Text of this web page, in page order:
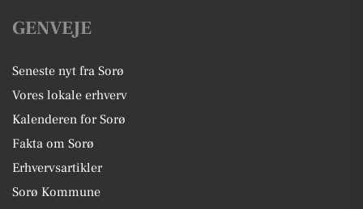
GENVEJE
Seneste nyt fra Sorø
Vores lokale erhverv
Kalenderen for Sorø
Fakta om Sorø
Erhvervsartikler
Sorø Kommune